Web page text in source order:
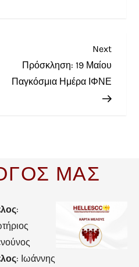
Next
Πρόσκληση: 19 Μαίου
Παγκόσμια Ημέρα ΙΦΝΕ
ΜΑΣ
:
: Ιωάννης